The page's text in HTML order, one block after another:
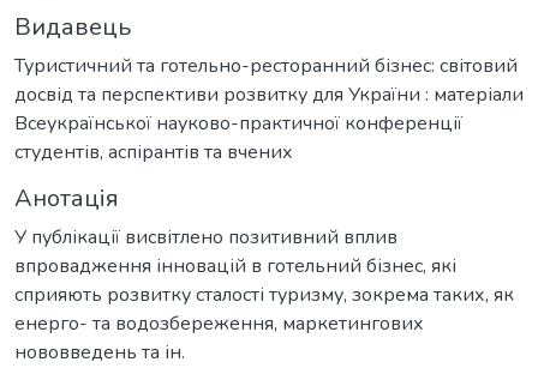
Видавець
Туристичний та готельно-ресторанний бізнес: світовий
досвід та перспективи розвитку для України : матеріали
Всеукраїнської науково-практичної конференції
студентів, аспірантів та вчених
Анотація
У публікації висвітлено позитивний вплив
впровадження інновацій в готельний бізнес, які
сприяють розвитку сталості туризму, зокрема таких, як
енерго- та водозбереження, маркетингових
нововведень та ін.